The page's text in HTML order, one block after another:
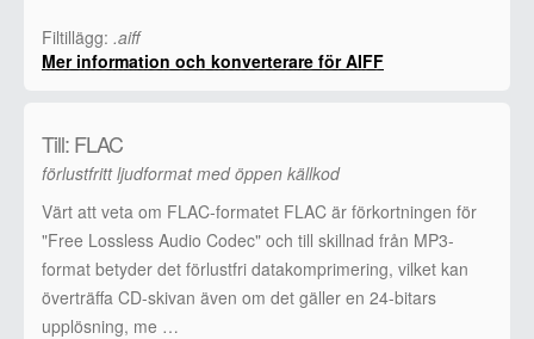
Filtillägg: .aiff
Mer information och konverterare för AIFF
Till: FLAC
förlustfritt ljudformat med öppen källkod
Värt att veta om FLAC-formatet FLAC är förkortningen för
"Free Lossless Audio Codec" och till skillnad från MP3-
format betyder det förlustfri datakomprimering, vilket kan
överträffa CD-skivan även om det gäller en 24-bitars
upplösning, me …